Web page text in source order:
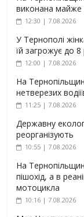
виконана майже
12:30 | 7.08.2026
У Тернополі
їй загрожує до 8
12:00 | 7.08.2026
На
нетверезих
11:25 | 7.08.2026
Державну
реорганізують
10:55 | 7.08.2026
На
пішохід, а в
мотоцикла
10:16 | 7.08.2026